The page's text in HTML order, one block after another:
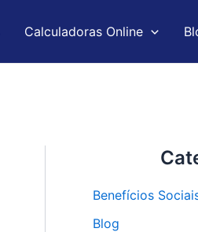
Calculadoras Online
Benefícios
Blog